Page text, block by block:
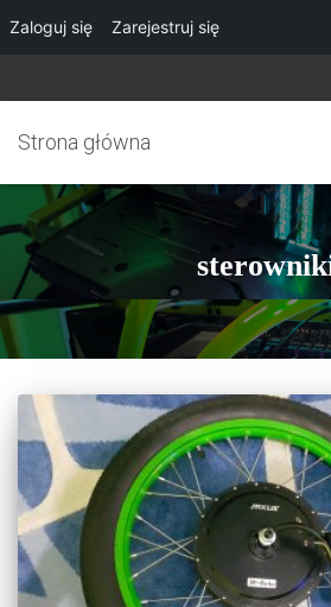
Zaloguj się Zarejestruj się
Strona główna